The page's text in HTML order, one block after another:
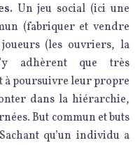
Un jeu social (ici une
(fabriquer et vendre
(les ouvriers, la
adhèrent que très
à poursuivre leur propre
dans la hiérarchie,
But commun et buts
qu’un individu a